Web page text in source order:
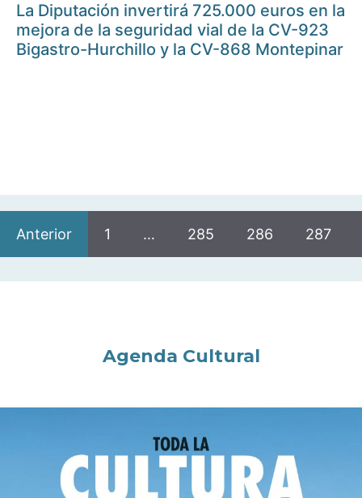
La Diputación invertirá 725.000 euros en la
mejora de la seguridad vial de la CV-923
Bigastro-Hurchillo y la CV-868 Montepinar
Anterior 1 … 285 286 287
Agenda Cultural